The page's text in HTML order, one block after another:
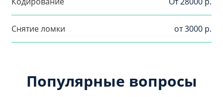
Снятие ломки от 3000 р.
Популярные вопросы